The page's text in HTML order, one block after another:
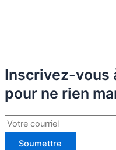
Inscrivez-vous
pour ne rien
Soumettre